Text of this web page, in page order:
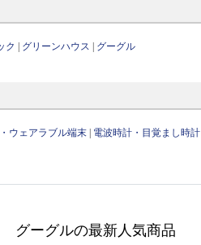
ク グリーンハウス グーグル
ウェアラブル端末 電波時計・目覚まし時計
グーグルの最新人気商品